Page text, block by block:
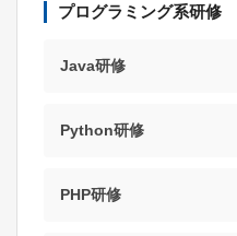
プログラミング系研修
Java研修
Python研修
PHP研修